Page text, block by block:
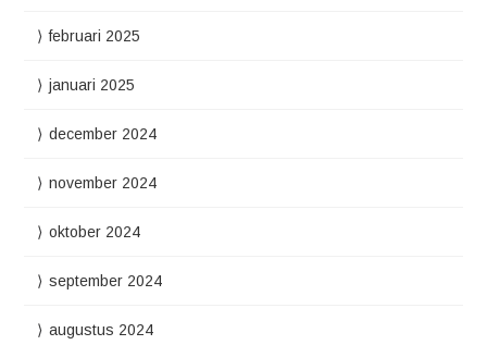
februari 2025
januari 2025
december 2024
november 2024
oktober 2024
september 2024
augustus 2024